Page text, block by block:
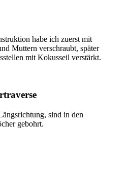
habe ich zuerst mit
Muttern verschraubt, später
mit Kokusseil verstärkt.
sind in den
gebohrt.